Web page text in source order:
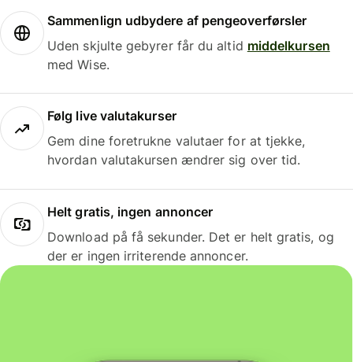
Sammenlign udbydere af pengeoverførsler
Uden skjulte gebyrer får du altid middelkursen
med Wise.
Følg live valutakurser
Gem dine foretrukne valutaer for at tjekke,
hvordan valutakursen ændrer sig over tid.
Helt gratis, ingen annoncer
Download på få sekunder. Det er helt gratis, og
der er ingen irriterende annoncer.